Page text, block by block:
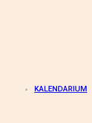
KALENDARIUM